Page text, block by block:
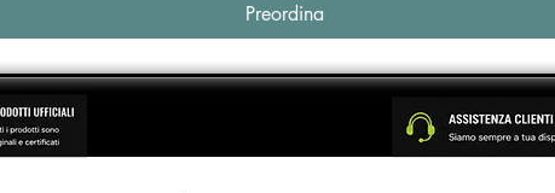
Preordina